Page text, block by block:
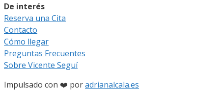
De interés
Reserva una Cita
Contacto
Cómo llegar
Preguntas Frecuentes
Sobre Vicente Seguí
Impulsado con ❤️ poradrianalcala.es